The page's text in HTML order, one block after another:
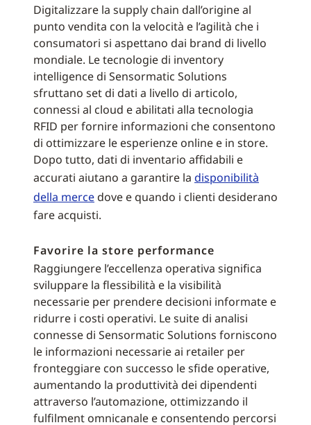
Digitalizzare la supply chain dall’origine al
punto vendita con la velocità e l’agilità che i
consumatori si aspettano dai brand di livello
mondiale. Le tecnologie di inventory
intelligence di Sensormatic Solutions
sfruttano set di dati a livello di articolo,
connessi al cloud e abilitati alla tecnologia
RFID per fornire informazioni che consentono
di ottimizzare le esperienze online e in store.
Dopo tutto, dati di inventario affidabili e
accurati aiutano a garantire la disponibilità
della merce dove e quando i clienti desiderano
fare acquisti.
Favorire la store performance
Raggiungere l’eccellenza operativa significa
sviluppare la flessibilità e la visibilità
necessarie per prendere decisioni informate e
ridurre i costi operativi. Le suite di analisi
connesse di Sensormatic Solutions forniscono
le informazioni necessarie ai retailer per
fronteggiare con successo le sfide operative,
aumentando la produttività dei dipendenti
attraverso l’automazione, ottimizzando il
fulfilment omnicanale e consentendo percorsi